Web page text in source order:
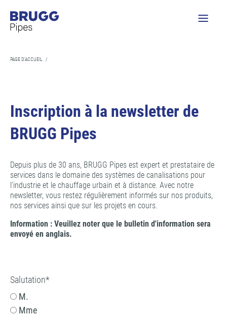
PAGE D'ACCUEIL /
Inscription à la newsletter de
BRUGG Pipes
Depuis plus de 30 ans, BRUGG Pipes est expert et prestataire de
services dans le domaine des systèmes de canalisations pour
l'industrie et le chauffage urbain et à distance. Avec notre
newsletter, vous restez régulièrement informés sur nos produits,
nos services ainsi que sur les projets en cours.
Information : Veuillez noter que le bulletin d'information sera
envoyé en anglais.
Salutation*
M.
Mme